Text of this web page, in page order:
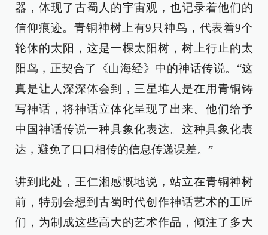
器，体现了古蜀人的宇宙观，也记录着他们的
信仰痕迹。青铜神树上有9只神鸟，代表着9个
轮休的太阳，这是一棵太阳树，树上行止的太
阳鸟，正契合了《山海经》中的神话传说。“这
真是让人深深体会到，三星堆人是在用青铜铸
写神话，将神话立体化呈现了出来。他们给予
中国神话传说一种具象化表达。这种具象化表
达，避免了口口相传的信息传递误差。”
讲到此处，王仁湘感慨地说，站立在青铜神树
前，特别会想到古蜀时代创作神话艺术的工匠
们，为制成这些高大的艺术作品，倾注了多大